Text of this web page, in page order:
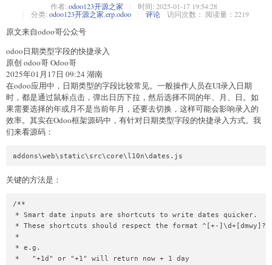
作者: odoo123开源之家 时间: 2025-01-17 19:54:28
分类: odoo123开源之家,erp,odoo 评论 访问次数： 阅读量：2219
原文来自odoo哥公众号
odoo日期类型字段的快捷录入
原创 odoo哥 Odoo哥
2025年01月17日 09:24 湖南
在odoo应用中，日期类型的字段比较常见。一般操作人员在UI录入日期
时，都是通过鼠标点击，弹出日历下拉，然后选择不同的年、月、日。如
果需要选择的年或月不是当前年月，还要去切换，这样可能会影响录入的
效率。其实在Odoo框架源码中，有针对日期类型字段的快捷录入方式。我
们来看源码：
关键的方法是：
/**
* Smart date inputs are shortcuts to write dates quicker.
* These shortcuts should respect the format ^[+-]\d+[dmwy]?$
*
* e.g.
*   "+1d" or "+1" will return now + 1 day